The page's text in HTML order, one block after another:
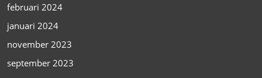
februari 2024
januari 2024
november 2023
september 2023